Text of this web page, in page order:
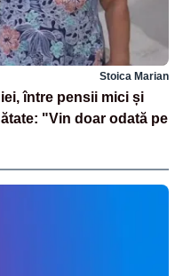
Stoica Marian
între pensii mici și
"Vin doar odată pe